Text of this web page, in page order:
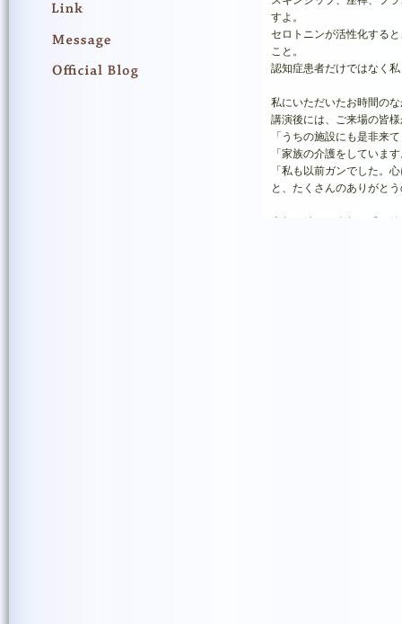
すよ。
セロトニンが活性化する
こと。
認知症患者だけではなく
私にいただいたお時間の
講演後には、ご来場の皆
「うちの施設にも是非来
「家族の介護をしていま
「私も以前ガンでした。
と、たくさんのありがと
去年に続き、今年も「一